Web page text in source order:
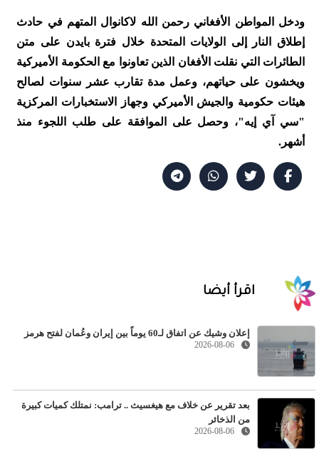
ودخل المواطن الأفغاني رحمن الله لاكانوال المتهم في حادث
إطلاق النار إلى الولايات المتحدة خلال فترة بايدن على متن
الطائرات التي نقلت الأفغان الذين تعاونوا مع الحكومة الأميركية
ويخشون على حياتهم، وعمل مدة تقارب عشر سنوات لصالح
هيئات حكومية والجيش الأميركي وجهاز الاستخبارات المركزية
"سي آي إيه"، وحصل على الموافقة على طلب اللجوء منذ
أشهر.
اقرأ أيضا
إعلان وشيك عن اتفاق لـ60 يوماً بين إيران وعُمان لفتح هرمز
2026-08-06
بعد تقرير عن خلاف مع هيغسيث .. ترامب: نمتلك كميات كبيرة
من الذخائر
2026-08-06